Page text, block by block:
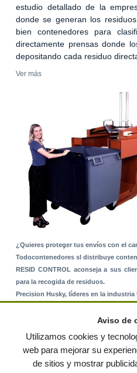
estudio detallado de la
donde se generan los
bien contenedores para
directamente prensas donde
depositando cada residuo
Ver más
¿Quieres proteger tus envíos con el
Todocontenedores sl distribuye
RESID CONTROL aconseja a sus
para la recogida de residuos.
Precision Husky, líderes en la industria
© residuos.com - Todos los derechos
Aviso de
Utilizamos cookies y
web para mejorar su
de sitios y mostrar